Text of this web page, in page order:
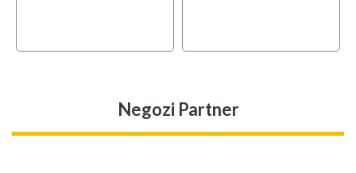
Negozi Partner